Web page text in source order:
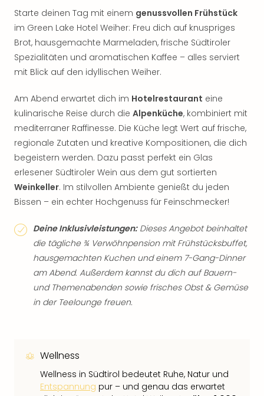
Starte deinen Tag mit einem genussvollen Frühstück
im Green Lake Hotel Weiher: Freu dich auf knuspriges
Brot, hausgemachte Marmeladen, frische Südtiroler
Spezialitäten und aromatischen Kaffee – alles serviert
mit Blick auf den idyllischen Weiher.
Am Abend erwartet dich im Hotelrestaurant eine
kulinarische Reise durch die Alpenküche, kombiniert mit
mediterraner Raffinesse. Die Küche legt Wert auf frische,
regionale Zutaten und kreative Kompositionen, die dich
begeistern werden. Dazu passt perfekt ein Glas
erlesener Südtiroler Wein aus dem gut sortierten
Weinkeller. Im stilvollen Ambiente genießt du jeden
Bissen – ein echter Hochgenuss für Feinschmecker!
Deine Inklusivleistungen:Dieses Angebot beinhaltet
die tägliche ¾ Verwöhnpension mit Frühstücksbuffet,
hausgemachten Kuchen und einem 7-Gang-Dinner
am Abend. Außerdem kannst du dich auf Bauern-
und Themenabenden sowie frisches Obst & Gemüse
in der Teelounge freuen.
Wellness
Wellness in Südtirol bedeutet Ruhe, Natur und
Entspannung pur – und genau das erwartet